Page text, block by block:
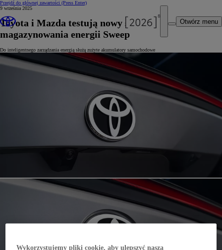
Przejdź do głównej zawartości (Press Enter)
Otwórz menu
9 września 2025
Toyota i Mazda testują nowy system
magazynowania energii Sweep
Do inteligentnego zarządzania energią służą zużyte akumulatory samochodowe
Wykorzystujemy pliki cookie, aby ulepszyć naszą